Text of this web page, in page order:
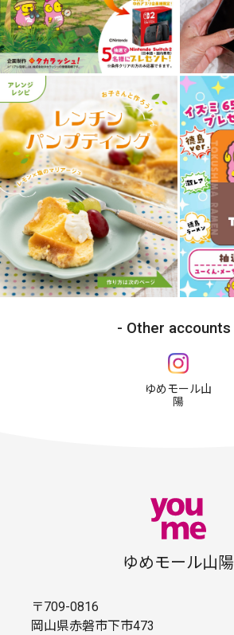
Other accounts
ゆめモール山
陽
ゆめモール山陽
〒709-0816
岡山県赤磐市下市473